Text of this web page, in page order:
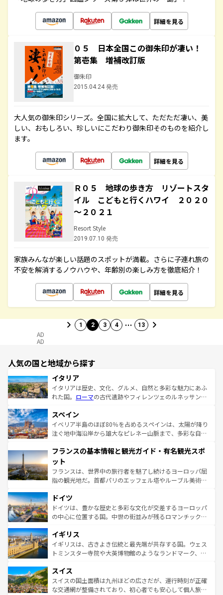
詳細を見る
０５ 日本全国この御朱印が凄い！
第壱集 増補改訂版
御朱印
2015.04.24 発売
大人気の御朱印シリーズ。全国に拡大して、ただただ凄い、美
しい、おもしろい、珍しいにこだわり御朱印そのものを紹介し
ます。
詳細を見る
Ｒ０５ 地球の歩き方 リゾートスタ
イル こどもと行くハワイ ２０２０
～２０２１
Resort Style
2019.07.10 発売
家族みんなが楽しい話題のスポットが満載。さらに子連れ旅の
不安を解消するノウハウや、年齢別の楽しみ方を徹底紹介！
詳細を見る
1 2 3 4 … 13
AD
AD
人気の国と地域から探す
イタリア
イタリアは歴史、文化、グルメ、自然と多彩な魅力にあふ
れた国。 ローマの古代遺跡やフィレンツェのルネッサンス
ろん、トスカーナの美しい田園風景やアマルフィ海岸の絶
景など、自然景観も見逃せない。観光の合間には、本場の
ピザやパスタなど、絶品のイタリア料理を堪能することも
ませてくれるイタリアで、忘れられない旅をしてみよう！
なお、新着のイタリア情報は
しい。
スペイン
イベリア半島のほぼ80％を占めるスペインは、太陽が降り
注ぐ地中海沿岸から雄大なピレネー山脈まで、多彩な自然
文化が根付くこの国では、情熱的なフラメンコ、熱気あふ
れる闘牛、そして美味しいタパスが生活の一部となってい
る。首都マドリードの洗練された雰囲気や、バルセロナの
アートに溢れた街角から、地方では古代ローマ遺跡や中世
せる。地方によって風土や気候が異なるスペインはその個
性で訪れる人を魅了する。 なお、新着のスペイン情報は コ
ンテンツ一覧を参照してほしい。
フランスの基本情報と観光ガイド・有名観光スポ
ット
フランスは、世界中の旅行者を魅了し続けるヨーロッパ屈
指の観光地だ。首都パリのエッフェル塔やルーブル美術館
で、幅広い魅力が詰まっている。華麗な宮殿、歴史的な大
聖堂、美しいビーチ、そして豊かな自然が、訪れる者を心
から魅了する。また、フランスは美食の国としても知ら
いる。シャンパンの発祥地であるランス、プロヴァンスの
香り高いラベンダー畑など、多彩な楽しみ方が可能だ。さ
らに、パリ以外の地域にも魅力が溢れており、どの街角に
れる地方に足を運ぶとそれぞれで全く異なる文化を体験で
きるだろう。 なお、新着のフランス情報はコンテンツ一覧
を参照してほしい。
ドイツ
ドイツは、豊かな歴史と多彩な文化が交差するヨーロッパ
の中心に位置する国。中世の街並みが残るロマンチック街
顔を持つこの国は、どこを歩いても飽きることがない。ベ
ルリンの文化的活気、バイエルン州のアルプスの絶景、そ
してライン川沿いのワイン畑といった風景は必見。ビール
は、お酒好きな人にはぜひ体験してほしい。 なお、新着の
ドイツ情報はコンテンツ一覧を参照してほしい。
イギリス
イギリスは、古きよき伝統と最先端が共存する国。ウェス
トミンスター寺院や大英博物館のようなランドマーク、歴
リアごとに異なる魅力がある。また、優雅なアフタヌーン
ティー、ビール好きにはたまらない英国パブ、サッカー観
戦など、本場だからこそできる体験も豊富。イギリスを旅
スイス
スイスの国土面積は九州ほどの広さだが、運行時刻が正確
な交通網が整備されており、初心者でも安心して個人旅行